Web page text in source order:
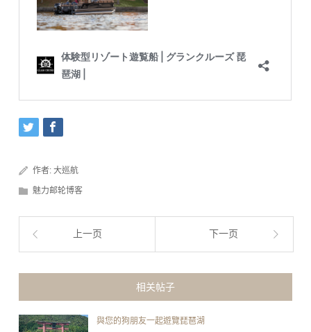
作者:大巡航
魅力邮轮博客
上一页 下一页
相关帖子
與您的狗朋友一起遊覽琵琶湖